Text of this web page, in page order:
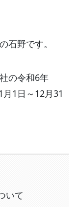
石野です。
の令和6年
月1日～12月31
いて